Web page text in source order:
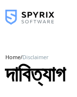
Home/Disclaimer
দাবিত্যাগ